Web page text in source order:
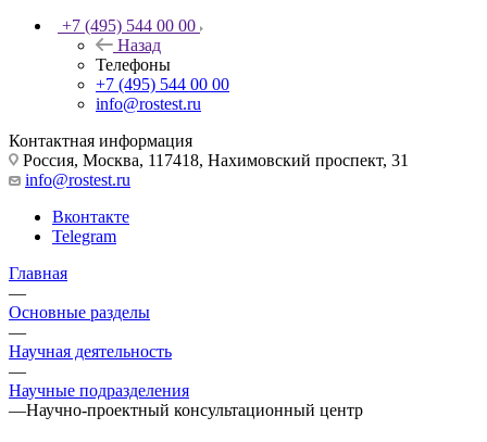
+7 (495) 544 00 00
Назад
Телефоны
+7 (495) 544 00 00
info@rostest.ru
Контактная информация
Россия, Москва, 117418, Нахимовский проспект, 31
info@rostest.ru
Вконтакте
Telegram
Главная
—
Основные разделы
—
Научная деятельность
—
Научные подразделения
—Научно-проектный консультационный центр